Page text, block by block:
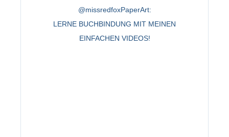
@missredfoxPaperArt:
LERNE BUCHBINDUNG MIT MEINEN
EINFACHEN VIDEOS!